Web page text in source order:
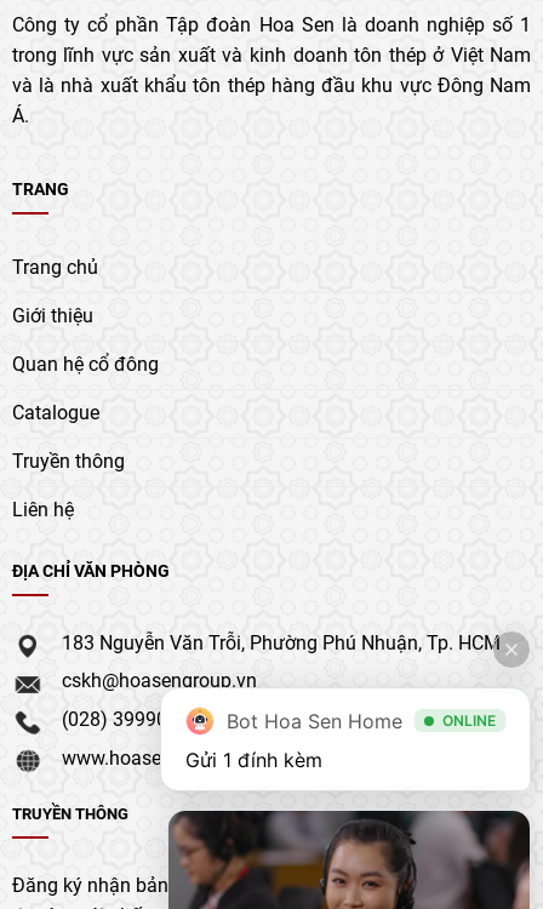
Công ty cổ phần Tập đoàn Hoa Sen là doanh nghiệp số 1
trong lĩnh vực sản xuất và kinh doanh tôn thép ở Việt Nam
và là nhà xuất khẩu tôn thép hàng đầu khu vực Đông Nam
Á.
TRANG
Trang chủ
Giới thiệu
Quan hệ cổ đông
Catalogue
Truyền thông
Liên hệ
ĐỊA CHỈ VĂN PHÒNG
183 Nguyễn Văn Trỗi, Phường Phú Nhuận, Tp. HCM
cskh@hoasengroup.vn
(028) 39990 111
www.hoasengroup.vn
TRUYỀN THÔNG
Đăng ký nhận bản tin của chúng tôi để nhận bản cập nhật &
Bot Hoa Sen Home ONLINE
Gửi 1 đính kèm